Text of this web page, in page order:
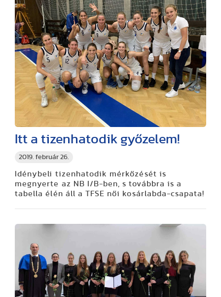
2019. február 26.
Itt a tizenhatodik győzelem!
Idénybeli tizenhatodik mérkőzését is
megnyerte az NB I/B-ben, s továbbra is a
tabella élén áll a TFSE női kosárlabda-csapata!